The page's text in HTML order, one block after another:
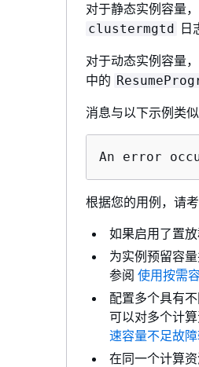
对于静态实例容量
clustermgtd 日
对于动态实例容量
中的
消息与以下示例类似
An error
根据您的用例，请
如果启用了置
为实例预留容
参阅 使用按需
配置多个具有
可以对多个计
速容量不足故
在同一个计算